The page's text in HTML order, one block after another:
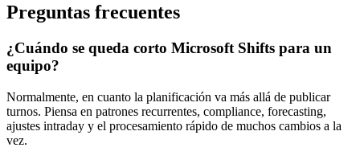
Preguntas frecuentes
¿Cuándo se queda corto Microsoft Shifts para un
equipo?
Normalmente, en cuanto la planificación va más allá de publicar
turnos. Piensa en patrones recurrentes, compliance, forecasting,
ajustes intraday y el procesamiento rápido de muchos cambios a la
vez.